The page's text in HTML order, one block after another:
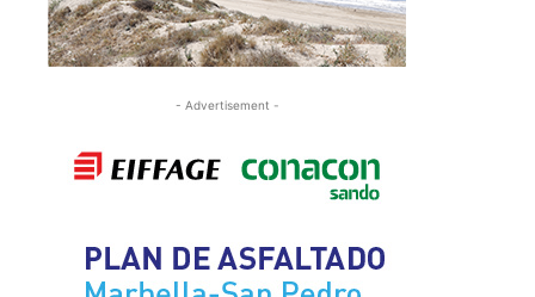
- Advertisement -